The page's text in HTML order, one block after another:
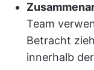
Team
Betracht
innerhalb